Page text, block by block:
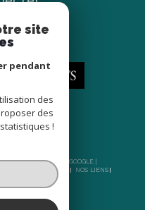
POWERED BY GOOGLE |
ADMIN
NOS LIENS
site
pendant
des
des
!